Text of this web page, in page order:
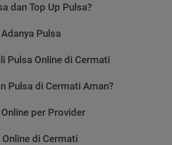
dan Top Up Pulsa?
Pulsa
Pulsa Online di Cermati
Pulsa di Cermati Aman?
per Provider
di Cermati